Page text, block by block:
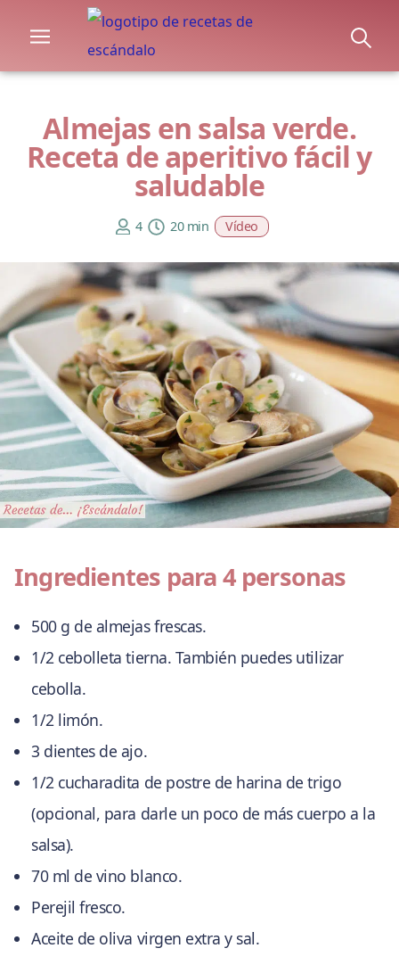
Almejas en salsa verde.
Receta de aperitivo fácil y
saludable
4 20 min Vídeo
Ingredientes para 4 personas
500 g de almejas frescas.
1/2 cebolleta tierna. También puedes utilizar
cebolla.
1/2 limón.
3 dientes de ajo.
1/2 cucharadita de postre de harina de trigo
(opcional, para darle un poco de más cuerpo a la
salsa).
70 ml de vino blanco.
Perejil fresco.
Aceite de oliva virgen extra y sal.